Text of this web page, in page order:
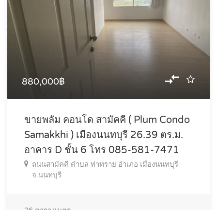
880,000฿
ขายพลัม คอนโด สามัคคี ( Plum Condo
Samakkhi ) เมืองนนทบุรี 26.39 ตร.ม.
อาคาร D ชั้น 6 โทร 085-581-7471
ถนนสามัคคี ตำบล ท่าทราย อำเภอ เมืองนนทบุรี
จ.นนทบุรี